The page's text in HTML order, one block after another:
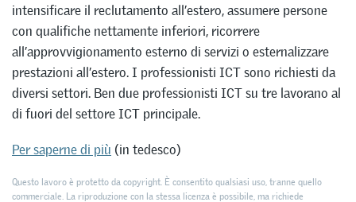
intensificare il reclutamento all’estero, assumere persone
con qualifiche nettamente inferiori, ricorrere
all’approvvigionamento esterno di servizi o esternalizzare
prestazioni all’estero. I professionisti ICT sono richiesti da
diversi settori. Ben due professionisti ICT su tre lavorano al
di fuori del settore ICT principale.
Per saperne di più (in tedesco)
Questo lavoro è protetto da copyright. È consentito qualsiasi uso, tranne quello
commerciale. La riproduzione con la stessa licenza è possibile, ma richiede